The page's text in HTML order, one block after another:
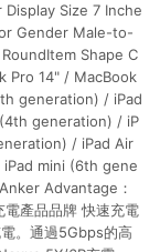
Size 7 Inche
Gender Male-to-
Shape C
Pro 14" / MacBook
generation) / iPad
generation) / iP
/ iPad Air
mini (6th gene
Advantage：
產品品牌 快速充電
。通過5Gbps的高